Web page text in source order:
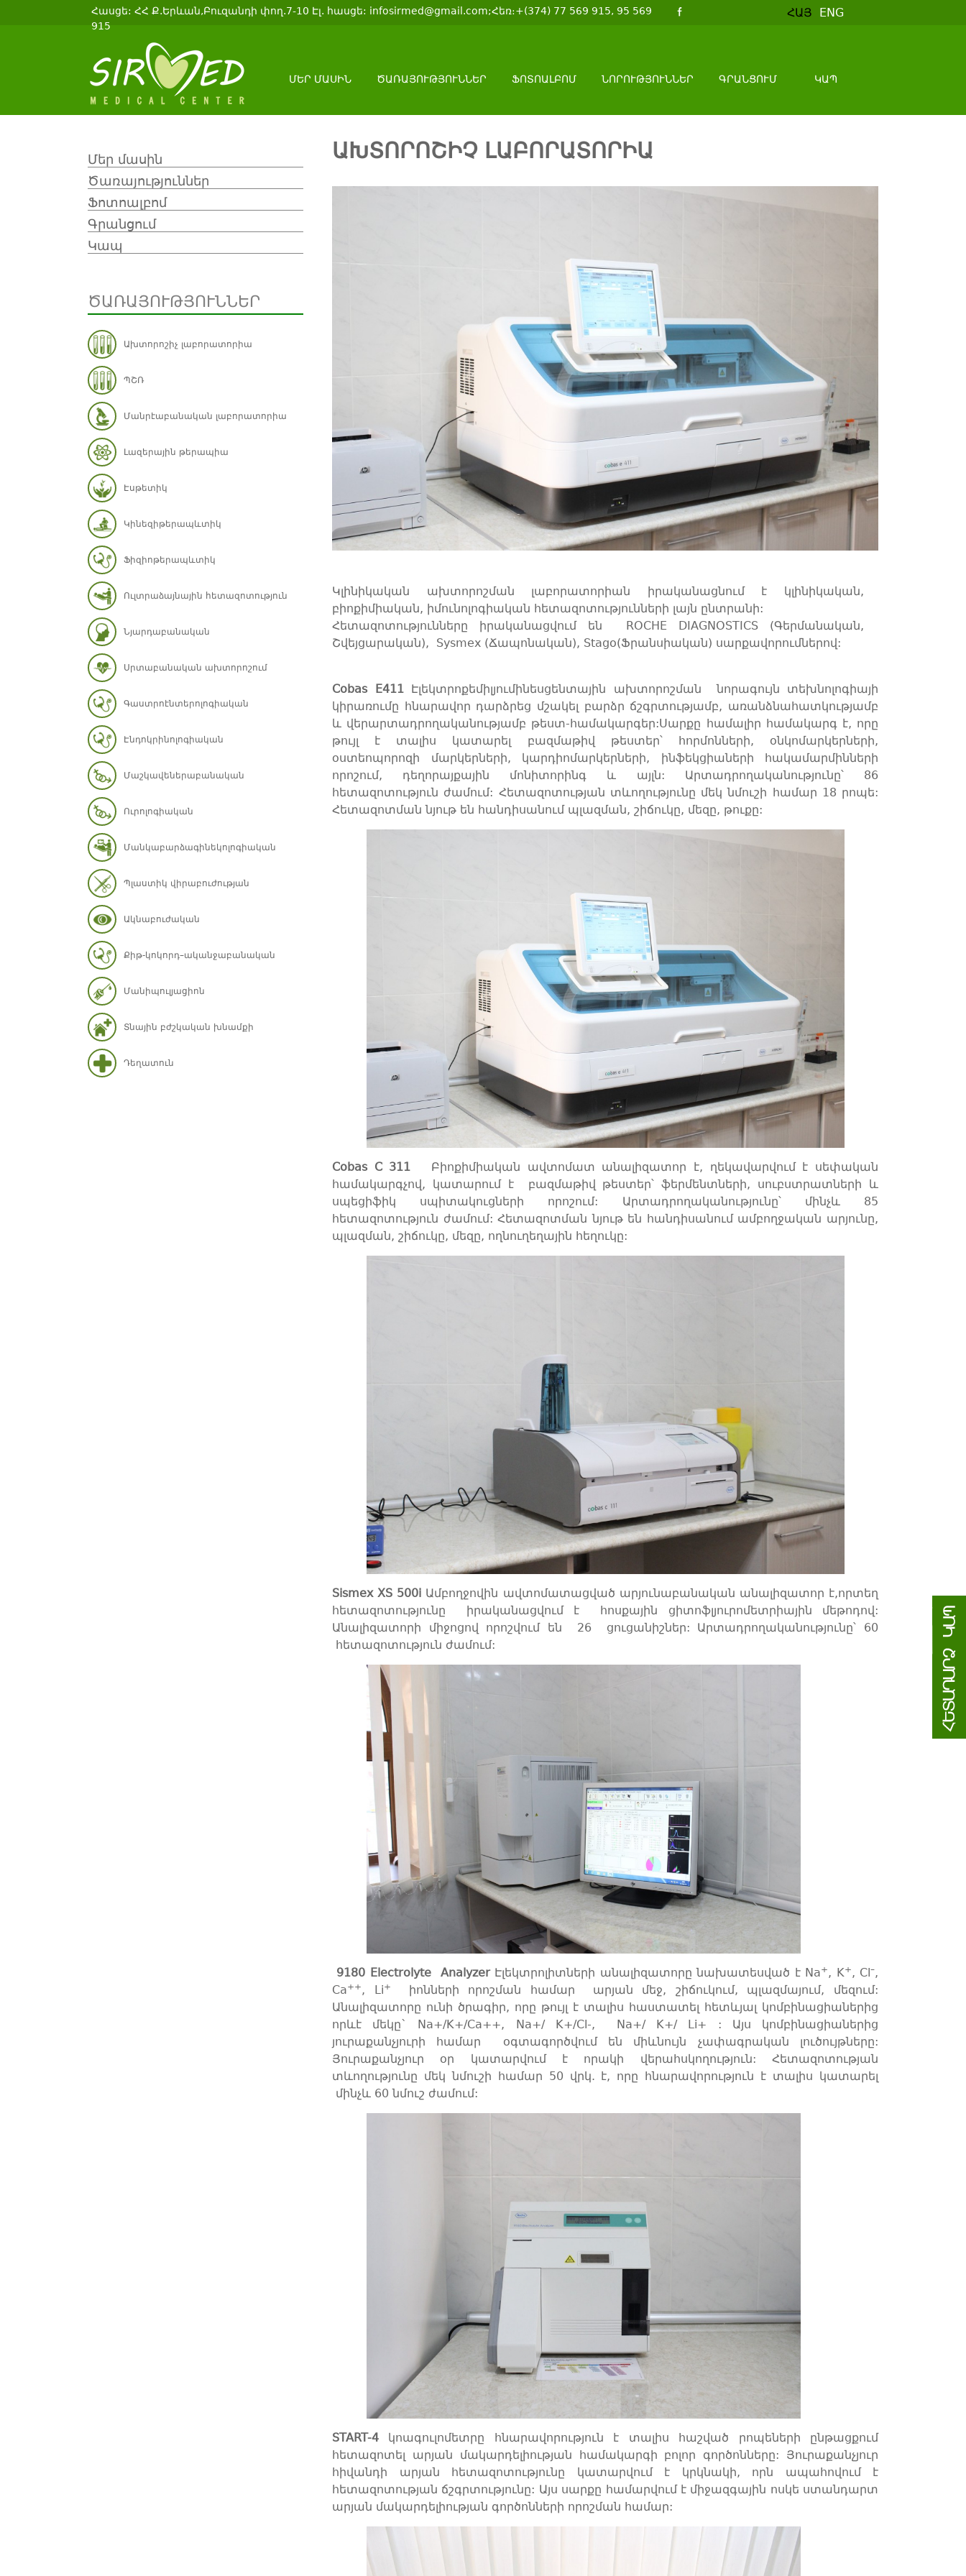
ՀԱՅ ENG
Հասցե: ՀՀ Ք.Երևան,Բուզանդի փող.7-10 Էլ. հասցե: infosirmed@gmail.com;Հեռ։+(374) 77 569 915, 95 569
915
ՄԵՐ ՄԱՍԻՆ ԾԱՌԱՅՈՒԹՅՈՒՆՆԵՐ ՖՈՏՈԱԼԲՈՄ ՆՈՐՈՒԹՅՈՒՆՆԵՐ ԳՐԱՆՑՈՒՄ ԿԱՊ
Մեր մասին
Ծառայություններ
Ֆոտոալբոմ
Գրանցում
Կապ
ԾԱՌԱՅՈՒԹՅՈՒՆՆԵՐ
Ախտորոշիչ լաբորատորիա
ՊՇՌ
Մանրէաբանական լաբորատորիա
Լազերային թերապիա
Էսթետիկ
Կինեզիթերապևտիկ
Ֆիզիոթերապևտիկ
Ուլտրաձայնային հետազոտություն
Նյարդաբանական
Սրտաբանական ախտորոշում
Գաստրոէնտերոլոգիական
Էնդոկրինոլոգիական
Մաշկավեներաբանական
Ուրոլոգիական
Մանկաբարձագինեկոլոգիական
Պլաստիկ վիրաբուժության
Ակնաբուժական
Քիթ-կոկորդ–ականջաբանական
Մանիպուլյացիոն
Տնային բժշկական խնամքի
Դեղատուն
ԱԽՏՈՐՈՇԻՉ ԼԱԲՈՐԱՏՈՐԻԱ
Կլինիկական ախտորոշման լաբորատորիան իրականացնում է կլինիկական,
բիոքիմիական, իմունոլոգիական հետազոտությունների լայն ընտրանի:
Հետազոտությունները իրականացվում են  ROCHE DIAGNOSTICS (Գերմանական,
Շվեյցարական),  Sysmex (Ճապոնական), Stago(Ֆրանսիական) սարքավորումներով:
Cobas E411 Էլեկտրոքեմիլյումինեսցենտային ախտորոշման նորագույն տեխնոլոգիայի
կիրառումը հնարավոր դարձրեց մշակել բարձր ճշգրտությամբ, առանձնահատկությամբ
և վերարտադրողականությամբ թեստ-համակարգեր:Սարքը համալիր համակարգ է, որը
թույլ է տալիս կատարել բազմաթիվ թեստեր՝ հորմոնների, օնկոմարկերների,
օստեոպորոզի մարկերների, կարդիոմարկերների, ինֆեկցիաների հակամարմինների
որոշում, դեղորայքային մոնիտորինգ և այլն: Արտադրողականությունը՝ 86
հետազոտություն ժամում: Հետազոտության տևողությունը մեկ նմուշի համար 18 րոպե:
Հետազոտման նյութ են հանդիսանում պլազման, շիճուկը, մեզը, թուքը:
Cobas C 311
Բիոքիմիական ավտոմատ անալիզատոր է, ղեկավարվում է սեփական
համակարգչով, կատարում է բազմաթիվ թեստեր՝ ֆերմենտների, սուբստրատների և
սպեցիֆիկ սպիտակուցների որոշում: Արտադրողականությունը՝ մինչև 85
հետազոտություն ժամում: Հետազոտման նյութ են հանդիսանում ամբողջական արյունը,
պլազման, շիճուկը, մեզը, ողնուղեղային հեղուկը:
Sismex XS 500i Ամբողջովին ավտոմատացված արյունաբանական անալիզատոր է,որտեղ
հետազոտությունը իրականացվում է հոսքային ցիտոֆլյուրոմետրիային մեթոդով:
Անալիզատորի միջոցով որոշվում են 26 ցուցանիշներ: Արտադրողականությունը՝ 60
հետազոտություն ժամում:
9180 Electrolyte AnalyzerԷլեկտրոլիտների անալիզատորը նախատեսված է Na+, K+, Cl–,
Ca++, Li+
իոնների որոշման համար արյան մեջ, շիճուկում, պլազմայում, մեզում:
Անալիզատորը ունի ծրագիր, որը թույլ է տալիս հաստատել հետևյալ կոմբինացիաներից
որևէ մեկը` Na+/K+/Ca++, Na+/ K+/Cl-, Na+/ K+/ Li+ : Այս կոմբինացիաներից
յուրաքանչյուրի համար օգտագործվում են միևնույն չափագրական լուծույթները:
Յուրաքանչյուր օր կատարվում է որակի վերահսկողություն: Հետազոտության
տևողությունը մեկ նմուշի համար 50 վրկ. է, որը հնարավորություն է տալիս կատարել
մինչև 60 նմուշ ժամում:
START-4 կոագուլոմետրը հնարավորություն է տալիս հաշված րոպեների ընթացքում
հետազոտել արյան մակարդելիության համակարգի բոլոր գործոնները: Յուրաքանչյուր
հիվանդի արյան հետազոտությունը կատարվում է կրկնակի, որն ապահովում է
հետազոտության ճշգրտությունը: Այս սարքը համարվում է միջազգային ոսկե ստանդարտ
արյան մակարդելիության գործոնների որոշման համար: